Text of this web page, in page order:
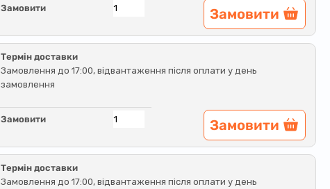
Замовити Замовити
Термін доставки
Замовлення до 17:00, відвантаження після оплати у день
замовлення
Замовити Замовити
Термін доставки
Замовлення до 17:00, відвантаження після оплати у день